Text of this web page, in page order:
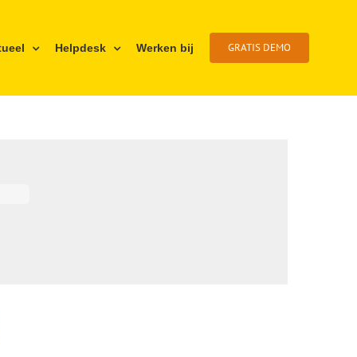
Helpdesk Werken bij GRATIS DEMO